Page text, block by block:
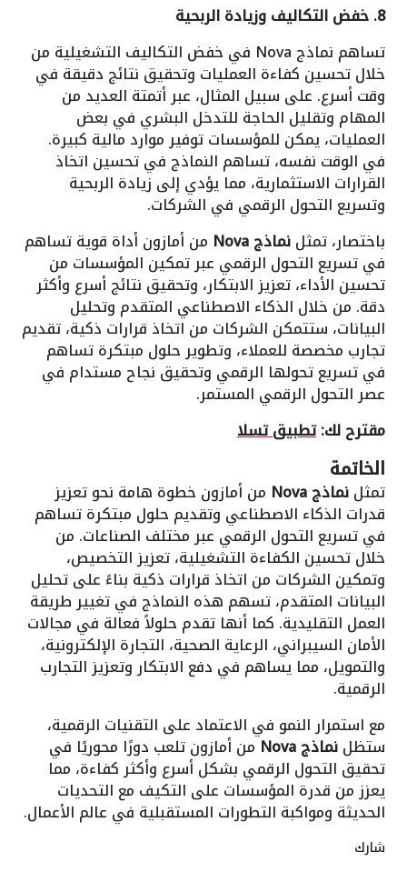
8. خفض التكاليف وزيادة الربحية
تساهم نماذج Nova في خفض التكاليف التشغيلية من
خلال تحسين كفاءة العمليات وتحقيق نتائج دقيقة في
وقت أسرع. على سبيل المثال، عبر أتمتة العديد من
المهام وتقليل الحاجة للتدخل البشري في بعض
العمليات، يمكن للمؤسسات توفير موارد مالية كبيرة.
في الوقت نفسه، تساهم النماذج في تحسين اتخاذ
القرارات الاستثمارية، مما يؤدي إلى زيادة الربحية
وتسريع التحول الرقمي في الشركات.
باختصار، تمثلنماذج Nova من أمازون أداة قوية تساهم
في تسريع التحول الرقمي عبر تمكين المؤسسات من
تحسين الأداء، تعزيز الابتكار، وتحقيق نتائج أسرع وأكثر
دقة. من خلال الذكاء الاصطناعي المتقدم وتحليل
البيانات، ستتمكن الشركات من اتخاذ قرارات ذكية، تقديم
تجارب مخصصة للعملاء، وتطوير حلول مبتكرة تساهم
في تسريع تحولها الرقمي وتحقيق نجاح مستدام في
عصر التحول الرقمي المستمر.
مقترح لك:تطبيق تسلا
الخاتمة
تمثلنماذج Nova من أمازون خطوة هامة نحو تعزيز
قدرات الذكاء الاصطناعي وتقديم حلول مبتكرة تساهم
في تسريع التحول الرقمي عبر مختلف الصناعات. من
خلال تحسين الكفاءة التشغيلية، تعزيز التخصيص،
وتمكين الشركات من اتخاذ قرارات ذكية بناءً على تحليل
البيانات المتقدم، تسهم هذه النماذج في تغيير طريقة
العمل التقليدية. كما أنها تقدم حلولاً فعالة في مجالات
الأمان السيبراني، الرعاية الصحية، التجارة الإلكترونية،
والتمويل، مما يساهم في دفع الابتكار وتعزيز التجارب
الرقمية.
مع استمرار النمو في الاعتماد على التقنيات الرقمية،
ستظلنماذج Nova من أمازون تلعب دورًا محوريًا في
تحقيق التحول الرقمي بشكل أسرع وأكثر كفاءة، مما
يعزز من قدرة المؤسسات على التكيف مع التحديات
الحديثة ومواكبة التطورات المستقبلية في عالم الأعمال.
شارك